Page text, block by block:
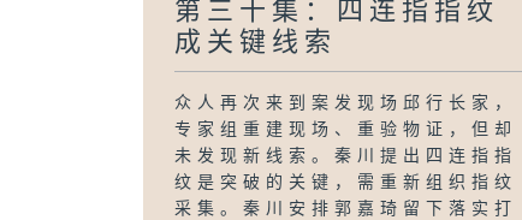
第三十集：四连指指纹
成关键线索
众人再次来到案发现场邱行长家，
专家组重建现场、重验物证，但却
未发现新线索。秦川提出四连指指
纹是突破的关键，需重新组织指纹
采集。秦川安排郭嘉琦留下落实打